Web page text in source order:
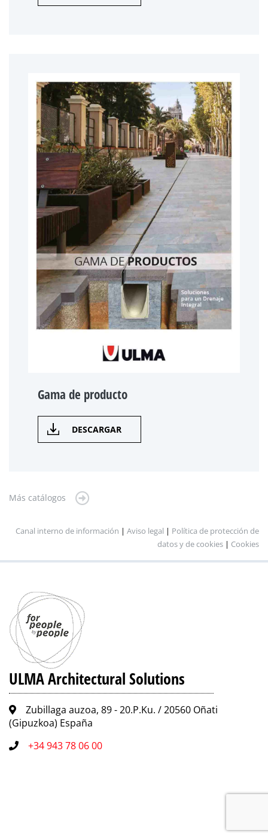
Gama de producto
DESCARGAR
Más catálogos
Canal interno de información | Aviso legal | Política de protección de
datos y de cookies | Cookies
ULMA Architectural Solutions
Zubillaga auzoa, 89 - 20.P.Ku. / 20560 Oñati
(Gipuzkoa) España
+34 943 78 06 00